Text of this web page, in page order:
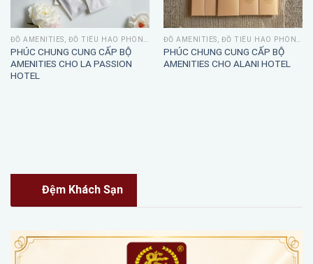
PHÚC CHUNG CUNG CẤP BỘ
AMENITIES CHO LA PASSION
HOTEL
PHÚC CHUNG CUNG CẤP BỘ
AMENITIES CHO ALANI HOTEL
Đệm Khách Sạn